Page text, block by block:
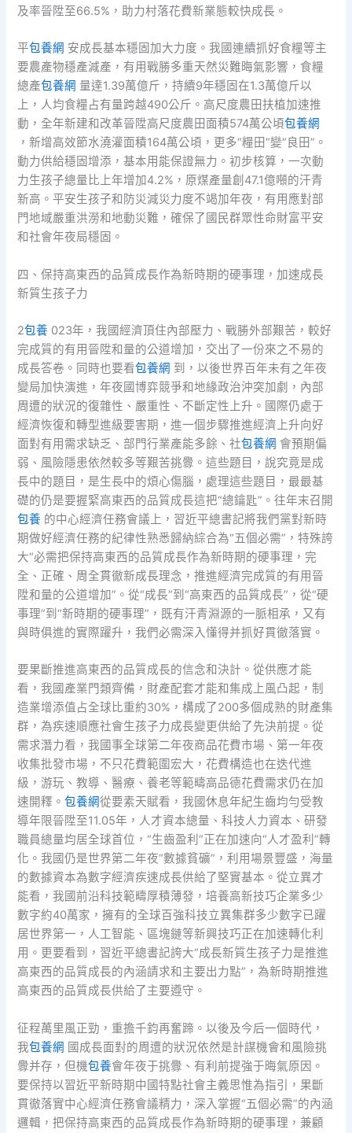
及率晉陞至66.5%，助力村落花費新業態較快成長。
平包養網 安成長基本穩固加大力度。我國連續抓好食糧等主
要農產物穩產減產，有用戰勝多重天然災難晦氣影響，食糧
總產包養網 量達1.39萬億斤，持續9年穩固在1.3萬億斤以
上，人均食糧占有量跨越490公斤。高尺度農田扶植加速推
動，全年新建和改革晉陞高尺度農田面積574萬公頃包養網
，新增高效節水澆灌面積164萬公頃，更多“糧田”變“良田”。
動力供給穩固增添，基本用能保證無力。初步核算，一次動
力生孩子總量比上年增加4.2%，原煤產量創47.1億噸的汗青
新高。平安生孩子和防災減災力度不竭加年夜，有用應對部
門地域嚴重洪澇和地動災難，確保了國民群眾性命財富平安
和社會年夜局穩固。
四、保持高東西的品質成長作為新時期的硬事理，加速成長
新質生孩子力
2包養 023年，我國經濟頂住內部壓力、戰勝外部艱苦，較好
完成質的有用晉陞和量的公道增加，交出了一份來之不易的
成長答卷。同時也要看包養網 到，以後世界百年未有之年夜
變局加快演進，年夜國博弈競爭和地緣政治沖突加劇，內部
周遭的狀況的復雜性、嚴重性、不斷定性上升。國際仍處于
經濟恢復和轉型進級要害期，進一個步驟推進經濟上升向好
面對有用需求缺乏、部門行業產能多餘、社包養網 會預期偏
弱、風險隱患依然較多等艱苦挑釁。這些題目，說究竟是成
長中的題目，是生長中的煩心傷腦，處理這些題目，最最基
礎的仍是要握緊高東西的品質成長這把“總鑰匙”。往年末召開
包養 的中心經濟任務會議上，習近平總書記將我們黨對新時
期做好經濟任務的紀律性熟悉歸納綜合為“五個必需”，特殊誇
大“必需把保持高東西的品質成長作為新時期的硬事理，完
全、正確、周全貫徹新成長理念，推進經濟完成質的有用晉
陞和量的公道增加”。從“成長”到“高東西的品質成長”，從“硬
事理”到“新時期的硬事理”，既有汗青淵源的一脈相承，又有
與時俱進的實際躍升，我們必需深入懂得并抓好貫徹落實。
要果斷推進高東西的品質成長的信念和決計。從供應才能
看，我國產業門類齊備，財產配套才能和集成上風凸起，制
造業增添值占全球比重約30%，構成了200多個成熟的財產集
群，為疾速順應社會生孩子力成長變更供給了先決前提。從
需求潛力看，我國事全球第二年夜商品花費市場、第一年夜
收集批發市場，不只花費範圍宏大，花費構造也在迭代進
級，游玩、教導、醫療、養老等範疇高品德花費需求仍在加
速開釋。包養網從要素天賦看，我國休息年紀生齒均勻受教
導年限晉陞至11.05年，人才資本總量、科技人力資本、研發
職員總量均居全球首位，“生齒盈利”正在加速向“人才盈利”轉
化。我國仍是世界第二年夜“數據貧礦”，利用場景豐盛，海量
的數據資本為數字經濟疾速成長供給了堅實基本。從立異才
能看，我國前沿科技範疇厚積薄發，培養高新技巧企業多少
數字約40萬家，擁有的全球百強科技立異集群多少數字已躍
居世界第一，人工智能、區塊鏈等新興技巧正在加速轉化利
用。更要看到，習近平總書記誇大“成長新質生孩子力是推進
高東西的品質成長的內涵請求和主要出力點”，為新時期推進
高東西的品質成長供給了主要遵守。
征程萬里風正勁，重擔千鈞再奮蹄。以後及今后一個時代，
我包養網 國成長面對的周遭的狀況依然是計謀機會和風險挑
釁并存，但機包養會年夜于挑釁、有利前提強于晦氣原因。
要保持以習近平新時期中國特點社會主義思惟為指引，果斷
貫徹落實中心經濟任務會議精力，深入掌握“五個必需”的內涵
邏輯，把保持高東西的品質成長作為新時期的硬事理，兼顧